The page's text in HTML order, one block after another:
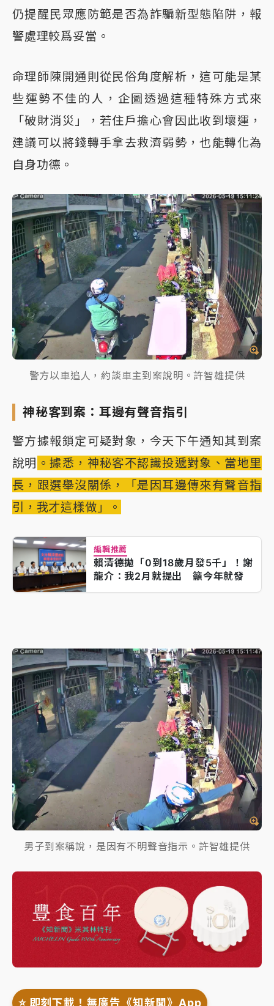
仍提醒民眾應防範是否為詐騙新型態陷阱，報
警處理較爲妥當。
命理師陳開通則從民俗角度解析，這可能是某
些運勢不佳的人，企圖透過這種特殊方式來
「破財消災」，若住戶擔心會因此收到壞運，
建議可以將錢轉手拿去救濟弱勢，也能轉化為
自身功德。
警方以車追人，約談車主到案說明。許智雄提供
神秘客到案：耳邊有聲音指引
警方據報鎖定可疑對象，今天下午通知其到案
說明 。據悉，神秘客不認識投遞對象、當地里
長，跟選舉沒關係，「是因耳邊傳來有聲音指
引，我才這樣做」。
編輯推薦
賴清德拋「0到18歲月發5千」！謝
龍介：我2月就提出 籲今年就發
男子到案稱說，是因有不明聲音指示。許智雄提供
⭐️ 即刻下載！無廣告《知新聞》App